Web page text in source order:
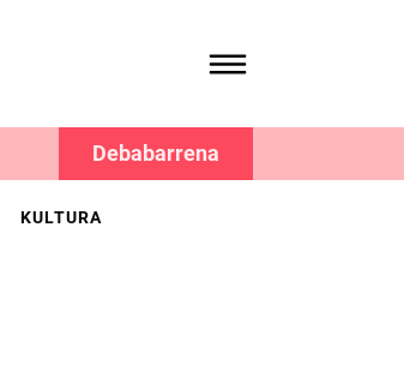
Debabarrena
KULTURA